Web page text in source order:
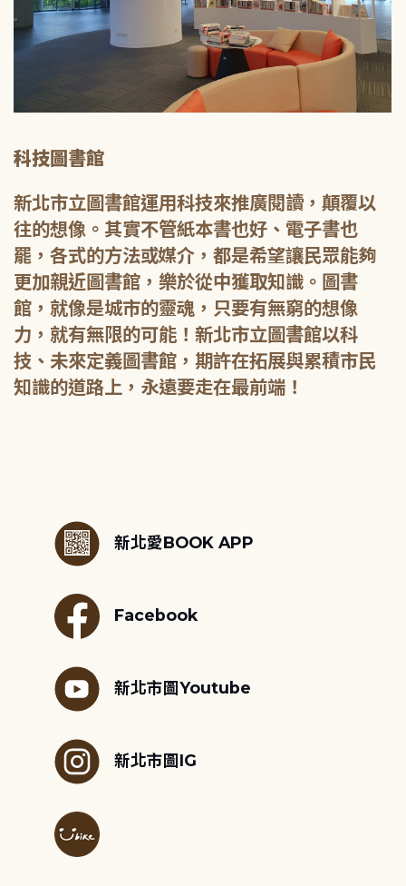
科技圖書館
新北市立圖書館運用科技來推廣閱讀，顛覆以
往的想像。其實不管紙本書也好、電子書也
罷，各式的方法或媒介，都是希望讓民眾能夠
更加親近圖書館，樂於從中獲取知識。圖書
館，就像是城市的靈魂，只要有無窮的想像
力，就有無限的可能！新北市立圖書館以科
技、未來定義圖書館，期許在拓展與累積市民
知識的道路上，永遠要走在最前端！
新北愛BOOK APP
Facebook
新北市圖Youtube
新北市圖IG